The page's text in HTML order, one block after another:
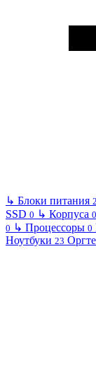
↳ Блоки питания 2
SSD 0 ↳ Корпуса 0
0 ↳ Процессоры 0
Ноутбуки 23